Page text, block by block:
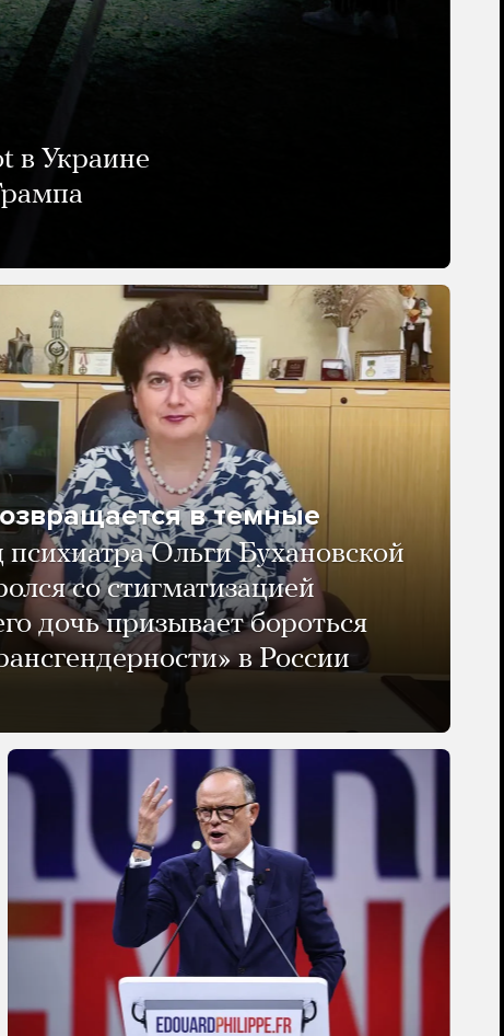
в Украине
в темные
психиатра Ольги Бухановской
со стигматизацией
дочь призывает бороться
в России